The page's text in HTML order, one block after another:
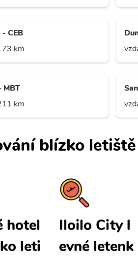
CEB
km
MBT
km
blízko letiště
hotel
leti
Iloilo City l
evné letenk